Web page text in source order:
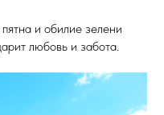
и обилие зелени
любовь и забота.